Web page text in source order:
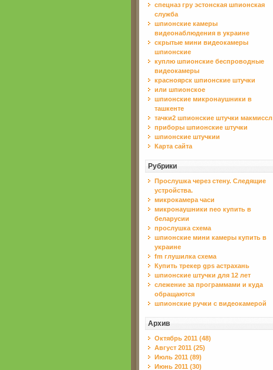
спецназ гру эстонская шпионская
служба
шпионские камеры
видеонаблюдения в украине
скрытые мини видеокамеры
шпионские
куплю шпионские беспроводные
видеокамеры
красноярск шпионские штучки
или шпионское
шпионские микронаушники в
ташкенте
тачки2 шпионские штучки макмиссл
приборы шпионские штучки
шпионские штучкии
Карта сайта
Рубрики
Прослушка через стену. Следящие
устройства.
микрокамера часи
микронаушники neo купить в
беларусии
прослушка схема
шпионские мини камеры купить в
украине
fm глушилка схема
Купить трекер gps астрахань
шпионские штучки для 12 лет
слежение за программами и куда
обращаются
шпионские ручки с видеокамерой
Архив
Октябрь 2011 (48)
Август 2011 (25)
Июль 2011 (89)
Июнь 2011 (30)